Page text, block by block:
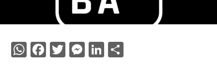
WhatsApp
Facebook
Twitter
Messenger
LinkedIn
Share